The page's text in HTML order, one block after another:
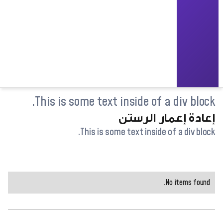
This is some text inside of a div block.
إعادة إعمار الرستن
This is some text inside of a div block.
No items found.